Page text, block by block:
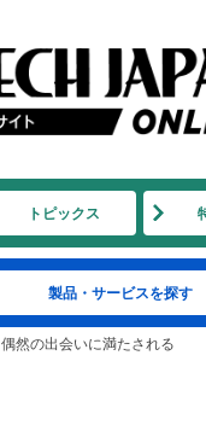
トピックス
製品・サービスを探す
偶然の出会いに満たされる